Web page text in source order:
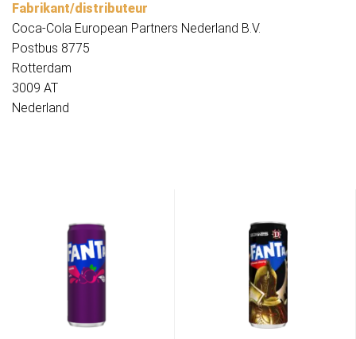
Fabrikant/distributeur
Coca-Cola European Partners Nederland B.V.
Postbus 8775
Rotterdam
3009 AT
Nederland